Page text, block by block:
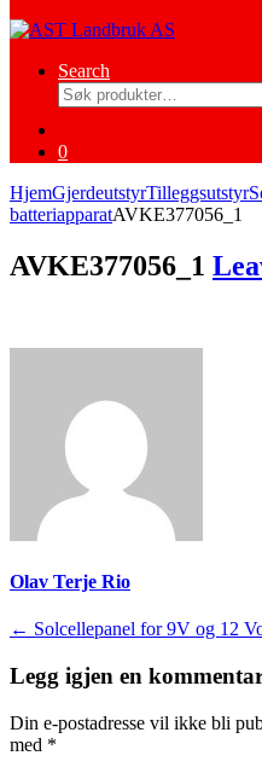
Search
Søk
etter:
0
HjemGjerdeutstyrTilleggsutstyr
batteriapparatAVKE377056_1
AVKE377056_1
Olav Terje Rio
Innleggsnavigasjon
← Solcellepanel for 9V og 12
Legg igjen en
Din e-postadresse vil ikke bli
med *